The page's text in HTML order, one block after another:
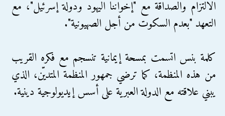
الالتزام والصداقة مع "إخواننا اليهود ودولة إسرئيل"، مع
التعهد "بعدم السكوت من أجل الصهيونية".
كلمة بنس اتسمت بمسحة إيمانية تنسجم مع فكره القريب
من هذه المنظمة، كما ترضي جمهور المنظمة المتديّن، الذي
يبني علاقته مع الدولة العبرية على أسس إيديولوجية دينية.